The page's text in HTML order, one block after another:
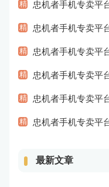
精 忠机者手机专卖平
精 忠机者手机专卖平
精 忠机者手机专卖平台
精 忠机者手机专卖平台：OPPO
精 忠机者手机专卖平
精 忠机者手机专卖平
最新文章